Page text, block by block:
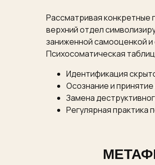
Рассматривая конкретные
верхний отдел
заниженной самооценкой
Психосоматическая
Идентификация
Осознание и
Замена
Регулярная практика